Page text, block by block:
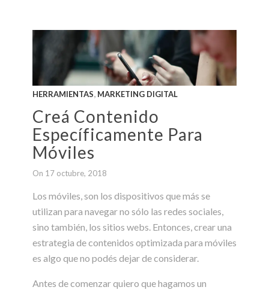
HERRAMIENTAS MARKETING DIGITAL
Creá Contenido
Específicamente Para
Móviles
On 17 octubre, 2018
Los móviles, son los dispositivos que más se
utilizan para navegar no sólo las redes sociales,
sino también, los sitios webs. Entonces, crear una
estrategia de contenidos optimizada para móviles
es algo que no podés dejar de considerar.
Antes de comenzar quiero que hagamos un